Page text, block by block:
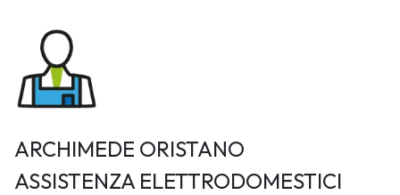
ARCHIMEDE ORISTANO
ASSISTENZA ELETTRODOMESTICI